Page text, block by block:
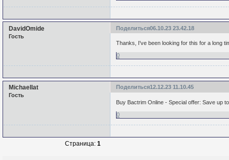
Поделиться06.10.23 23.42.18
DavidOmide
Гость
Thanks, I've been looking for this for a long
0
Поделиться12.12.23 11.10.45
Michaellat
Гость
Buy Bactrim Online - Special offer: Save up
0
Страница:1